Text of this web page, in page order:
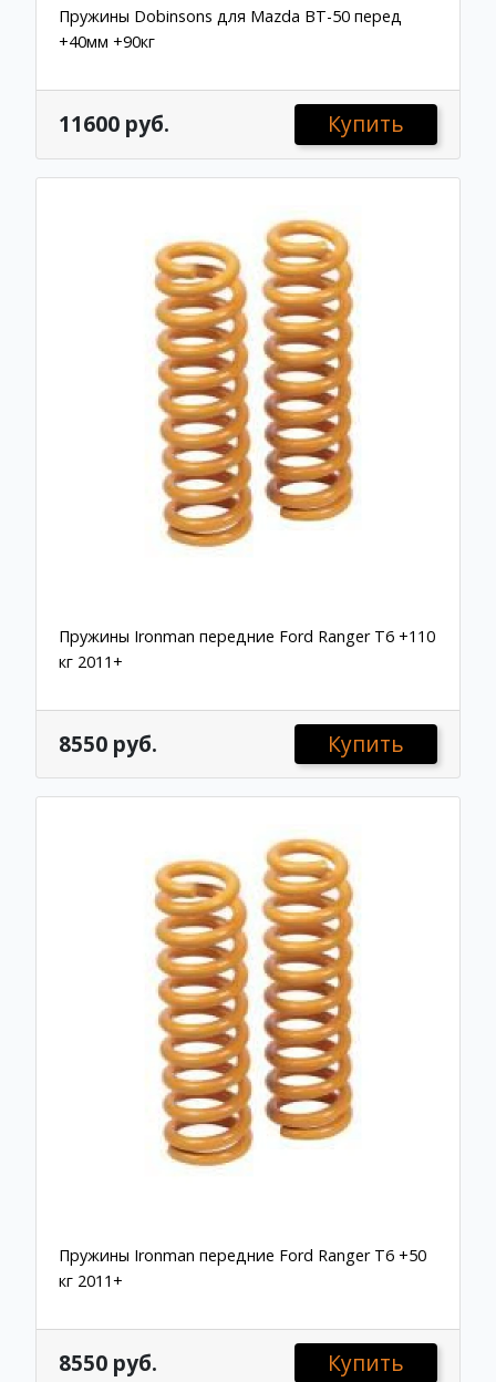
Пружины Dobinsons для Mazda BT-50 перед
+40мм +90кг
11600 руб. Купить
Пружины Ironman передние Ford Ranger T6 +110
кг 2011+
8550 руб. Купить
Пружины Ironman передние Ford Ranger T6 +50
кг 2011+
8550 руб. Купить